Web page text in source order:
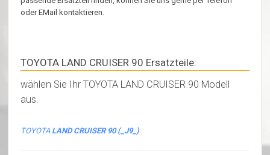
oder EMail kontaktieren.
TOYOTA LAND CRUISER 90 Ersatzteile:
wählen Sie Ihr TOYOTA LAND CRUISER 90 Modell
aus.
TOYOTA LAND CRUISER 90 (_J9_)